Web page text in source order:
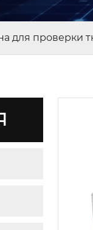
для проверки